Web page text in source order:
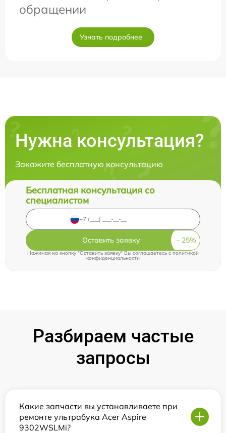
обращении
Узнать подробнее
Нужна консультация?
Закажите бесплатную консультацию
Бесплатная консультация со
специалистом
Оставить заявку
Нажимая на кнопку "Оставить заявку" Вы соглашаетесь cполитикой
конфиденциальности
Разбираем частые
запросы
Какие запчасти вы устанавливаете при
ремонте ультрабука Acer Aspire
9302WSLMi?